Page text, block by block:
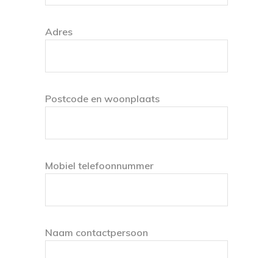
Adres
Postcode en woonplaats
Mobiel telefoonnummer
Naam contactpersoon